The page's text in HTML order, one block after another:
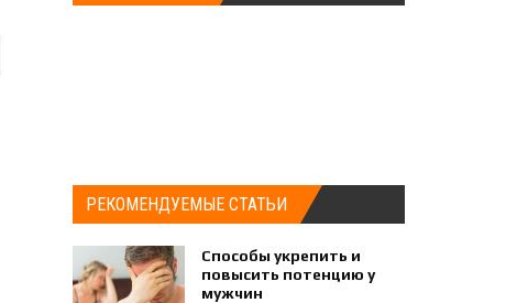
РЕКОМЕНДУЕМЫЕ СТАТЬИ
Способы укрепить и
повысить потенцию у
мужчин